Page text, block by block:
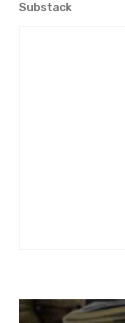
Substack